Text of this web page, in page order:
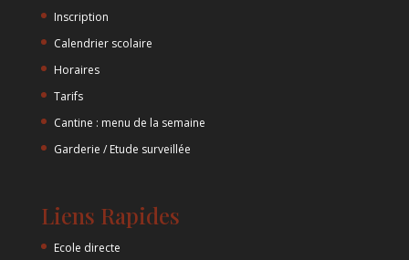
Inscription
Calendrier scolaire
Horaires
Tarifs
Cantine : menu de la semaine
Garderie / Etude surveillée
Liens Rapides
Ecole directe